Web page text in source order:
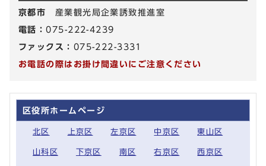
京都市 産業観光局企業誘致推進室
電話：075-222-4239
ファックス： 075-222-3331
お電話の際はお掛け間違いにご注意ください
区役所ホームページ
北区 上京区 左京区 中京区 東山区
山科区 下京区 南区 右京区 西京区